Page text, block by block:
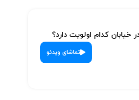
خیابان کدام اولویت دارد؟
تماشای ویدئو